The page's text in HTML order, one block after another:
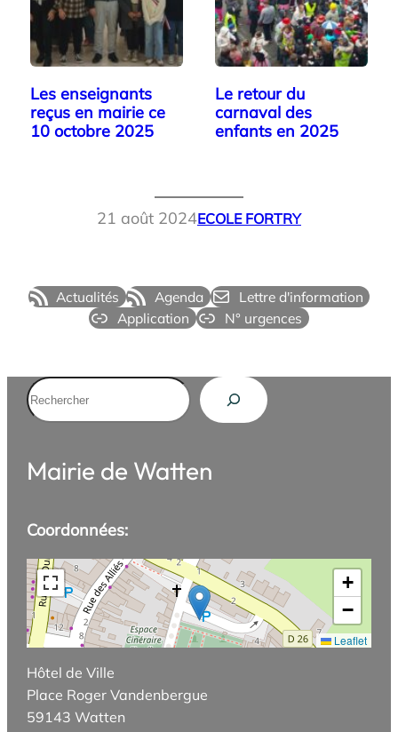
Les enseignants
reçus en mairie ce
10 octobre 2025
Le retour du
carnaval des
enfants en 2025
21 août 2024ECOLE FORTRY
Actualités Agenda
Lettre d'information
Application
N° urgences
Rechercher
Mairie de Watten
Coordonnées:
+
−
Leaflet
Hôtel de Ville
Place Roger Vandenbergue
59143 Watten